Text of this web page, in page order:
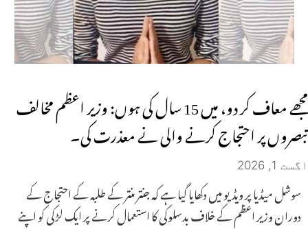
مجھے معاف کر دو، میں 15 سال کی ہوں: وزیر اعظم مخالف
تبصروں پر احتجاج کرنے والی نے معذرت کی۔
اگست 1, 2026
سوشل میڈیا پر ویڈیو میں دکھایا گیا ہے کہ جنتر منتر کے طلبہ کے احتجاج کے
دوران وزیر اعظم کے خلاف بدسلوکی کا استعمال کرنے پر ایک لڑکی کو اپنے